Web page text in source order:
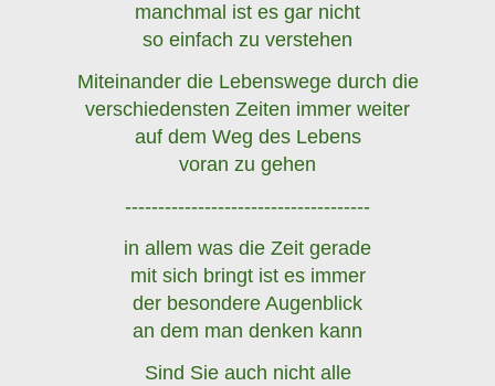
manchmal ist es gar nicht
so einfach zu verstehen
Miteinander die Lebenswege durch die
verschiedensten Zeiten immer weiter
auf dem Weg des Lebens
voran zu gehen
-------------------------------------
in allem was die Zeit gerade
mit sich bringt ist es immer
der besondere Augenblick
an dem man denken kann
Sind Sie auch nicht alle